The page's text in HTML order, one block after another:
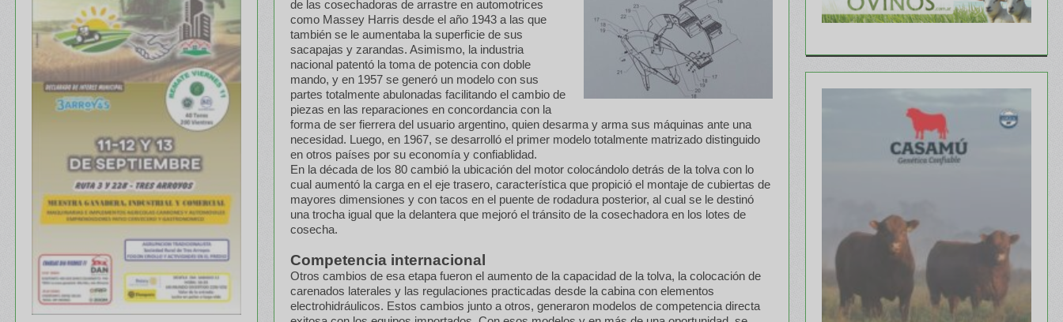
de las cosechadoras de arrastre en automotrices
como Massey Harris desde el año 1943 a las que
también se le aumentaba la superficie de sus
sacapajas y zarandas. Asimismo, la industria
nacional patentó la toma de potencia con doble
mando, y en 1957 se generó un modelo con sus
partes totalmente abulonadas facilitando el cambio de
piezas en las reparaciones en concordancia con la
forma de ser fierrera del usuario argentino, quien desarma y arma sus máquinas ante una
necesidad. Luego, en 1967, se desarrolló el primer modelo totalmente matrizado distinguido
en otros países por su economía y confiablidad.
En la década de los 80 cambió la ubicación del motor colocándolo detrás de la tolva con lo
cual aumentó la carga en el eje trasero, característica que propició el montaje de cubiertas de
mayores dimensiones y con tacos en el puente de rodadura posterior, al cual se le destinó
una trocha igual que la delantera que mejoró el tránsito de la cosechadora en los lotes de
cosecha.
Competencia internacional
Otros cambios de esa etapa fueron el aumento de la capacidad de la tolva, la colocación de
carenados laterales y las regulaciones practicadas desde la cabina con elementos
electrohidráulicos. Estos cambios junto a otros, generaron modelos de competencia directa